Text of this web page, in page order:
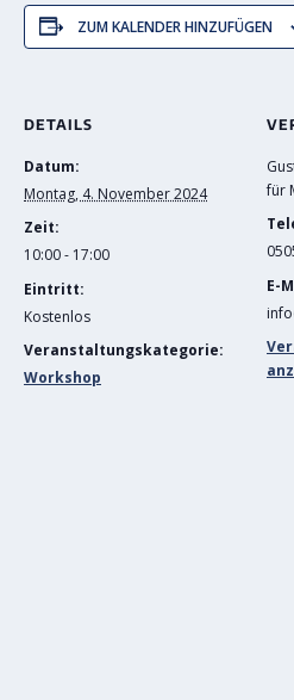
ZUM KALENDER HINZUFÜGEN
DETAILS
Datum:
Montag, 4. November 2024
Zeit:
10:00 - 17:00
Eintritt:
Kostenlos
Veranstaltungskategorie:
Workshop
für
E-